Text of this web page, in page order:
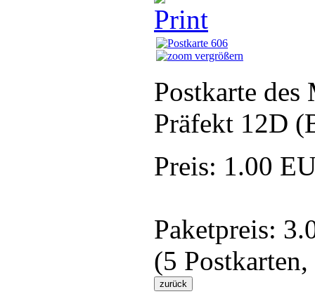
vergrößern
Postkarte des
Präfekt 12D
Preis: 1.00
Paketpreis:
(5